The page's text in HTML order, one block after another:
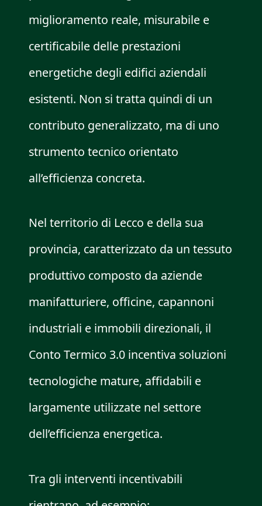
miglioramento reale, misurabile e
certificabile delle prestazioni
energetiche degli edifici aziendali
esistenti. Non si tratta quindi di un
contributo generalizzato, ma di uno
strumento tecnico orientato
all’efficienza concreta.
Nel territorio di Lecco e della sua
provincia, caratterizzato da un tessuto
produttivo composto da aziende
manifatturiere, officine, capannoni
industriali e immobili direzionali, il
Conto Termico 3.0 incentiva soluzioni
tecnologiche mature, affidabili e
largamente utilizzate nel settore
dell’efficienza energetica.
Tra gli interventi incentivabili